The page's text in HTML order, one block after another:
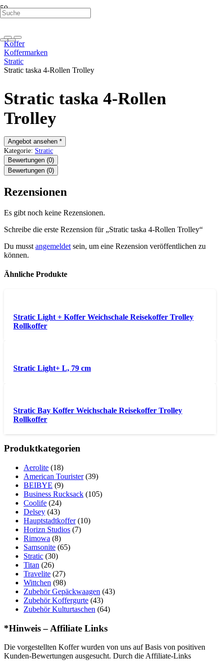
Koffer
Koffermarken
Stratic
Stratic taska 4-Rollen Trolley
Stratic taska 4-Rollen
Trolley
Angebot ansehen *
Kategorie: Stratic
Bewertungen (0)
Bewertungen (0)
Rezensionen
Es gibt noch keine Rezensionen.
Schreibe die erste Rezension für „Stratic taska 4-Rollen Trolley“
Du musst angemeldet sein, um eine Rezension veröffentlichen zu
können.
Ähnliche Produkte
Stratic Light + Koffer Weichschale Reisekoffer Trolley
Rollkoffer
Stratic Light+ L, 79 cm
Stratic Bay Koffer Weichschale Reisekoffer Trolley
Rollkoffer
Produktkategorien
Aerolite (18)
American Tourister (39)
BEIBYE (9)
Business Rucksack (105)
Coolife (24)
Delsey (43)
Hauptstadtkoffer (10)
Horizn Studios (7)
Rimowa (8)
Samsonite (65)
Stratic (30)
Titan (26)
Travelite (27)
Wittchen (98)
Zubehör Gepäckwaagen (43)
Zubehör Koffergurte (43)
Zubehör Kulturtaschen (64)
*Hinweis – Affiliate Links
Die vorgestellten Koffer wurden von uns auf Basis von positiven
Kunden-Bewertungen ausgesucht. Durch die Affiliate-Links